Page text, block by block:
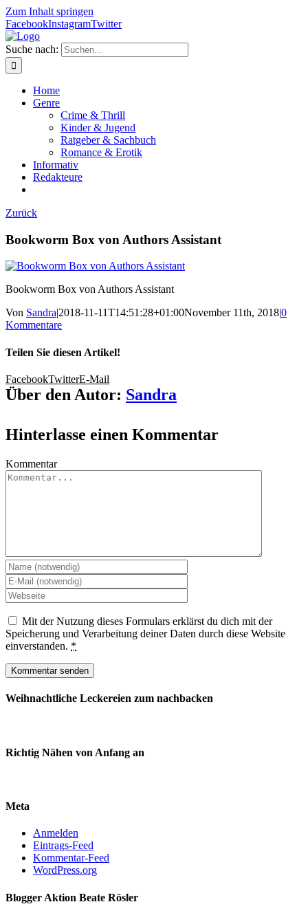
Zum Inhalt springen
FacebookInstagramTwitter
Suche nach:
Home
Genre
Crime & Thrill
Kinder & Jugend
Ratgeber & Sachbuch
Romance & Erotik
Informativ
Redakteure
Zurück
Bookworm Box von Authors Assistant
Bookworm Box von Authors Assistant
Von Sandra|2018-11-11T14:51:28+01:00November 11th, 2018|0
Kommentare
Teilen Sie diesen Artikel!
FacebookTwitterE-Mail
Über den Autor: Sandra
Hinterlasse einen Kommentar
Kommentar
Mit der Nutzung dieses Formulars erklärst du dich mit der
Speicherung und Verarbeitung deiner Daten durch diese Website
einverstanden. *
Weihnachtliche Leckereien zum nachbacken
Richtig Nähen von Anfang an
Meta
Anmelden
Eintrags-Feed
Kommentar-Feed
WordPress.org
Blogger Aktion Beate Rösler